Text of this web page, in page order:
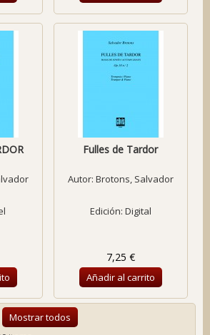
Fulles de Tardor
Autor: Brotons, Salvador
Edición: Digital
7,25 €
Añadir al carrito
Mostrar todos